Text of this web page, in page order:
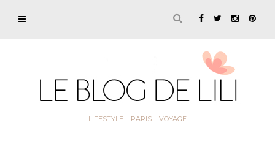
LIFESTYLE – PARIS – VOYAGE